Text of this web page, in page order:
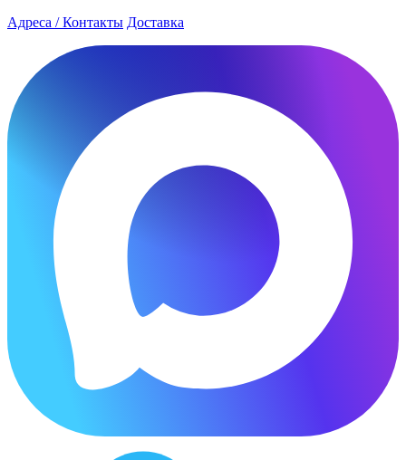
Адреса / Контакты Доставка